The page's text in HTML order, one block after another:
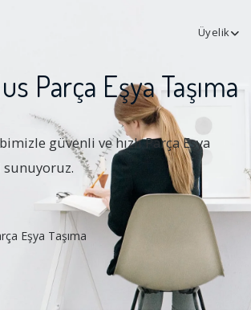
Üyelik
Parça Eşya Taşıma
güvenli ve hızlı Parça Eşya
sunuyoruz.
Eşya Taşıma